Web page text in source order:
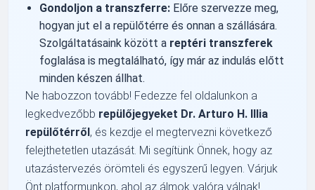
Gondoljon a transzferre: Előre szervezze meg,
hogyan jut el a repülőtérre és onnan a szállására.
Szolgáltatásaink között a reptéri transzferek
foglalása is megtalálható, így már az indulás előtt
minden készen állhat.
Ne habozzon tovább! Fedezze fel oldalunkon a
legkedvezőbb repülőjegyeket Dr. Arturo H. Illia
repülőtérről, és kezdje el megtervezni következő
felejthetetlen utazását. Mi segítünk Önnek, hogy az
utazástervezés örömteli és egyszerű legyen. Várjuk
Önt platformunkon, ahol az álmok valóra válnak!